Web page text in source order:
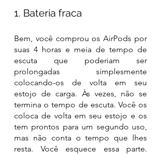
1. Bateria fraca
Bem, você comprou os AirPods por
suas 4 horas e meia de tempo de
escuta que poderiam ser
prolongadas simplesmente
colocando-os de volta em seu
estojo de carga. Às vezes, não se
termina o tempo de escuta. Você os
coloca de volta em seu estojo e os
tem prontos para um segundo uso,
mas não conta o tempo que lhes
resta. Você esquece essa parte.